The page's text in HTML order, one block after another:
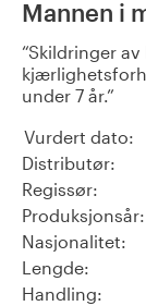
Mannen i
Skildringer
under 7 år.
Vurdert dato:
Distributør:
Regissør:
Produksjonsår:
Nasjonalitet:
Lengde:
Handling: